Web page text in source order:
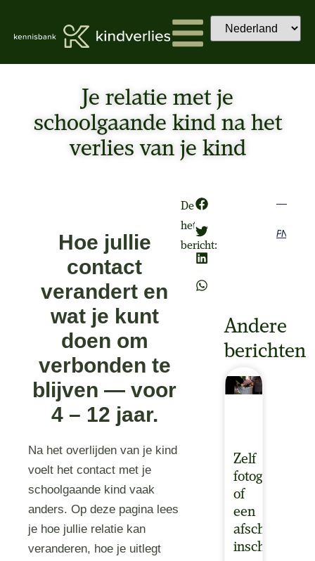
Je relatie met je
schoolgaande kind na het
verlies van je kind
Hoe jullie
contact
verandert en
wat je kunt
doen om
verbonden te
blijven — voor
4 – 12 jaar.
Na het overlijden van je kind
voelt het contact met je
schoolgaande kind vaak
anders. Op deze pagina lees
je hoe jullie relatie kan
veranderen, hoe je uitlegt
Deel
het
bericht:
Andere
berichten
Zelf
fotograferen
of
een
inschakelen
Previous